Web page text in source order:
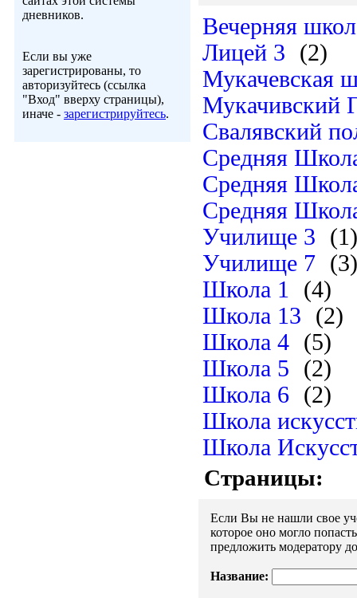
дневников.
Если вы уже
зарегистрированы, то
авторизуйтесь (ссылка
"Вход" вверху страницы),
иначе - зарегистрируйтесь.
Вечерняя
Лицей 3
(2)
Мукачевская
Мукачивский
Свалявский
Средняя
Средняя
Средняя
Училище 3
(1)
Училище 7 (3)
Школа 1
(4)
Школа 13
(2)
Школа 4 (5)
Школа 5
(2)
Школа 6
(2)
Школа
Школа
Страницы:
Если Вы не нашли свое
которое оно могло
предложить модератору
Название: